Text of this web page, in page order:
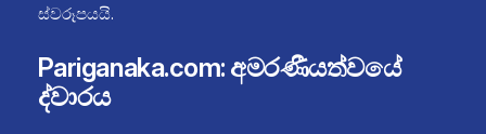
ස්වරූපයයි.
Pariganaka.com: අමරණීයත්වයේ
ද්වාරය